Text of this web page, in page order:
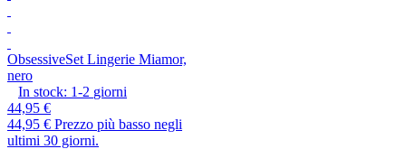
ObsessiveSet Lingerie Miamor,
nero
In stock: 1-2 giorni
44,95 €
44,95 € Prezzo più basso negli
ultimi 30 giorni.